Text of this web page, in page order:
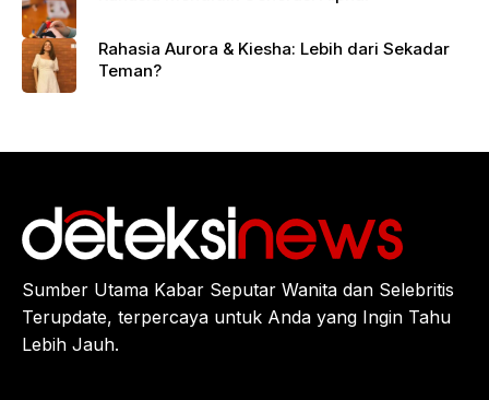
Rahasia Aurora & Kiesha: Lebih dari Sekadar
Teman?
Sumber Utama Kabar Seputar Wanita dan Selebritis
Terupdate, terpercaya untuk Anda yang Ingin Tahu
Lebih Jauh.